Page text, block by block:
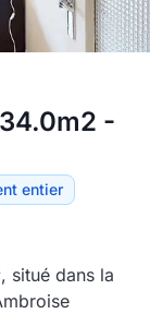
-
entier
situé dans la